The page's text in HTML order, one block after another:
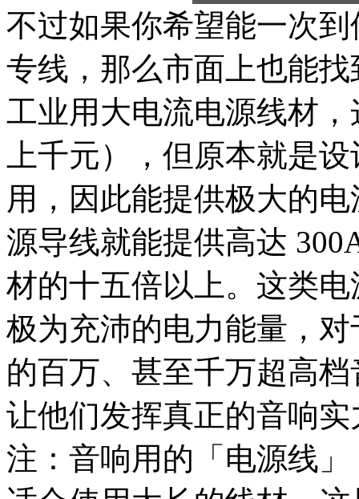
不过如果你希望能一次
专线，那么市面上也能
工业用大电流电源线材
上千元），但原本就是
用，因此能提供极大的
源导线就能提供高达
材的十五倍以上。这类
极为充沛的电力能量，
的百万、甚至千万超高
让他们发挥真正的音响实
注：音响用的「电源线